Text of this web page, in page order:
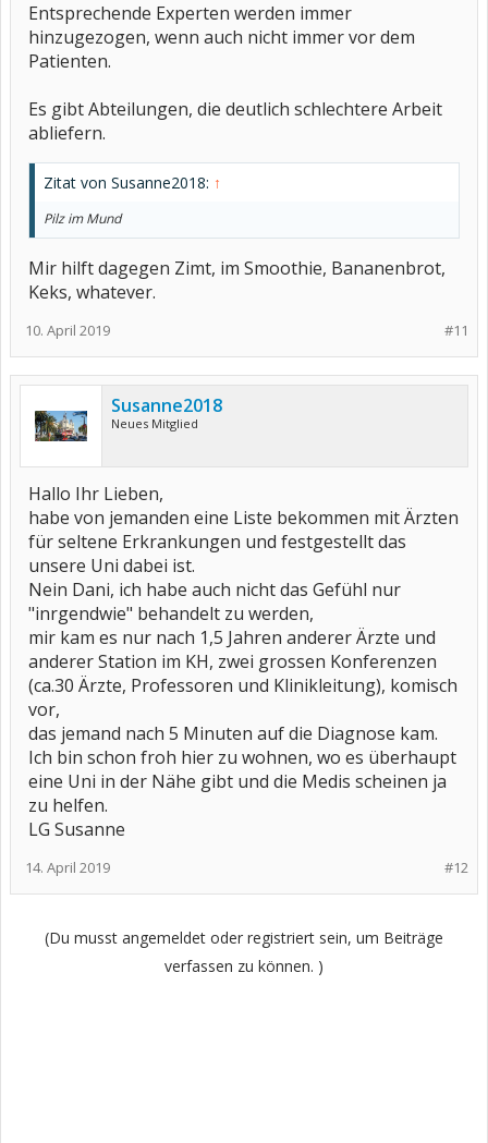
Entsprechende Experten werden immer
hinzugezogen, wenn auch nicht immer vor dem
Patienten.
Es gibt Abteilungen, die deutlich schlechtere Arbeit
abliefern.
Zitat von Susanne2018: ↑
Pilz im Mund
Mir hilft dagegen Zimt, im Smoothie, Bananenbrot,
Keks, whatever.
#11
10. April 2019
Susanne2018
Neues Mitglied
Hallo Ihr Lieben,
habe von jemanden eine Liste bekommen mit Ärzten
für seltene Erkrankungen und festgestellt das
unsere Uni dabei ist.
Nein Dani, ich habe auch nicht das Gefühl nur
"inrgendwie" behandelt zu werden,
mir kam es nur nach 1,5 Jahren anderer Ärzte und
anderer Station im KH, zwei grossen Konferenzen
(ca.30 Ärzte, Professoren und Klinikleitung), komisch
vor,
das jemand nach 5 Minuten auf die Diagnose kam.
Ich bin schon froh hier zu wohnen, wo es überhaupt
eine Uni in der Nähe gibt und die Medis scheinen ja
zu helfen.
LG Susanne
#12
14. April 2019
(Du musst angemeldet oder registriert sein, um Beiträge
verfassen zu können. )